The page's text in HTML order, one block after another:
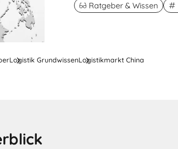
Ratgeber & Wissen
Logistik GrundwissenLogistikmarkt China